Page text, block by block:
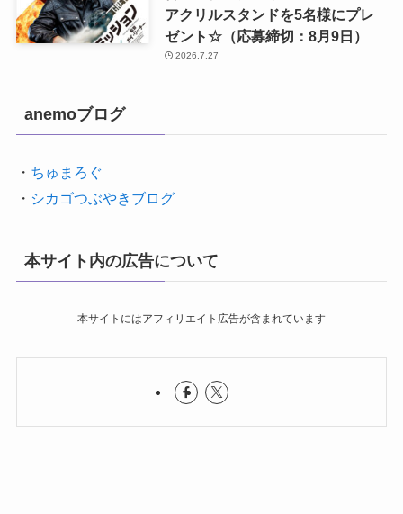
アクリルスタンドを5名様にプレ
ゼント☆（応募締切：8月9日）
2026.7.27
anemoブログ
・ ちゅまろぐ
・ シカゴつぶやきブログ
本サイト内の広告について
本サイトにはアフィリエイト広告が含まれています